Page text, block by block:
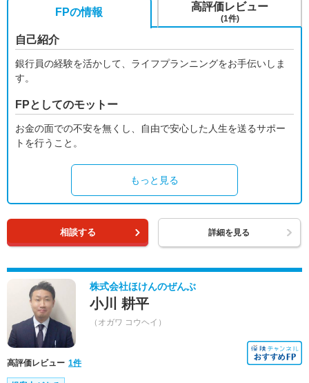
FPの情報
自己紹介
銀行員の経験を活かして、ライフプランニングをお手伝いしま
す。
FPとしてのモットー
お金の面での不安を無くし、自由で安心した人生を送るサポー
トを行うこと。
もっと見る
高評価レビュー
(1件)
相談する 詳細を見る
株式会社ほけんのぜんぶ
小川 耕平
（オガワ コウヘイ）
高評価レビュー 1件